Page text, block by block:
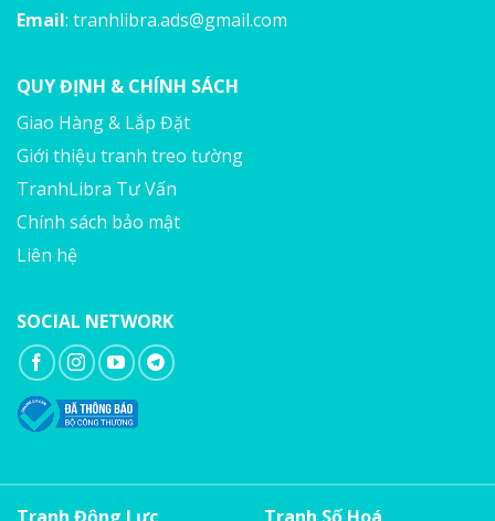
Email: tranhlibra.ads@gmail.com
QUY ĐỊNH & CHÍNH SÁCH
Giao Hàng & Lắp Đặt
Giới thiệu tranh treo tường
TranhLibra Tư Vấn
Chính sách bảo mật
Liên hệ
SOCIAL NETWORK